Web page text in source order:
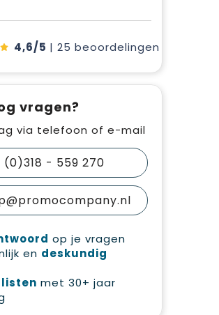
4,6/5 | 25 beoordelingen
vragen?
via telefoon of e-mail
(0)318 - 559 270
op je vragen
en deskundig
met 30+ jaar